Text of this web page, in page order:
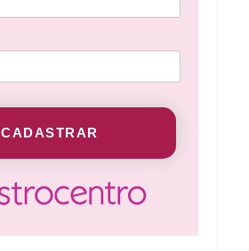
CADASTRAR